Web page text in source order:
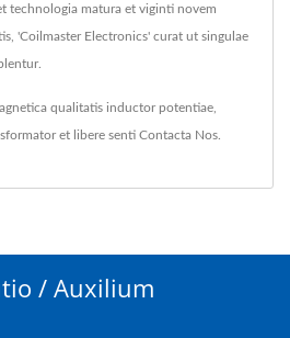
technologia matura et viginti novem
'Coilmaster Electronics' curat ut singulae
qualitatis inductor potentiae
et libere senti Contacta Nos
/ Auxilium